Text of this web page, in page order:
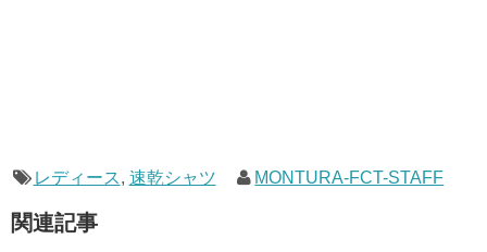
レディース, 速乾シャツ MONTURA-FCT-STAFF
関連記事